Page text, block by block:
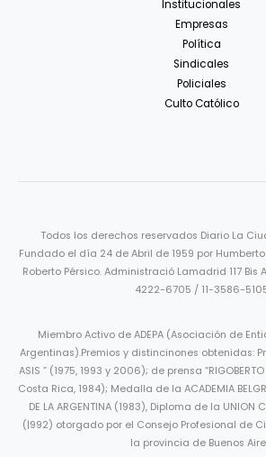
Institucionales
Empresas
Política
Sindicales
Policiales
Culto Católico
Todos los derechos reservados Diario La
Fundado el día 24 de Abril de 1959 por
Roberto Pérsico. Administració Lamadrid 117 Bis
4222-6705 / 11-3586-
Miembro Activo de ADEPA (Asociación de
Argentinas).Premios y distincinones obtenidas:
ASIS ” (1975, 1993 y 2006); de prensa
Costa Rica, 1984); Medalla de la ACADEMIA
DE LA ARGENTINA (1983), Diploma de la UNION
(|992) otorgado por el Consejo Profesional de
la provincia de Buenos